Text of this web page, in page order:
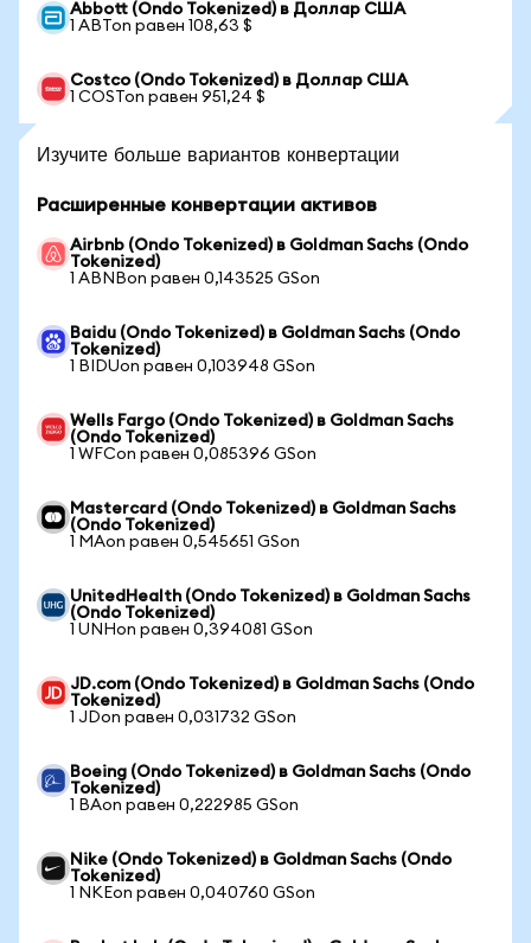
Abbott (Ondo Tokenized) в Доллар США
1 ABTon равен 108,63 $
Costco (Ondo Tokenized) в Доллар США
1 COSTon равен 951,24 $
Изучите больше вариантов конвертации
Расширенные конвертации активов
Airbnb (Ondo Tokenized) в Goldman Sachs (Ondo
Tokenized)
1 ABNBon равен 0,143525 GSon
Baidu (Ondo Tokenized) в Goldman Sachs (Ondo
Tokenized)
1 BIDUon равен 0,103948 GSon
Wells Fargo (Ondo Tokenized) в Goldman Sachs
(Ondo Tokenized)
1 WFCon равен 0,085396 GSon
Mastercard (Ondo Tokenized) в Goldman Sachs
(Ondo Tokenized)
1 MAon равен 0,545651 GSon
UnitedHealth (Ondo Tokenized) в Goldman Sachs
(Ondo Tokenized)
1 UNHon равен 0,394081 GSon
JD.com (Ondo Tokenized) в Goldman Sachs (Ondo
Tokenized)
1 JDon равен 0,031732 GSon
Boeing (Ondo Tokenized) в Goldman Sachs (Ondo
Tokenized)
1 BAon равен 0,222985 GSon
Nike (Ondo Tokenized) в Goldman Sachs (Ondo
Tokenized)
1 NKEon равен 0,040760 GSon